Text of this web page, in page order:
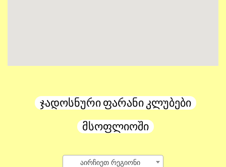
ჯადოსნური ფარანი კლუბები
მსოფლიოში
აირჩიეთ რეგიონი